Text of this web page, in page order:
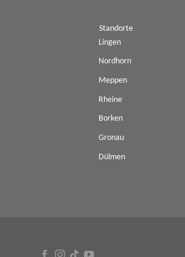
Standorte
Lingen
Nordhorn
Meppen
Rheine
Borken
Gronau
Dülmen